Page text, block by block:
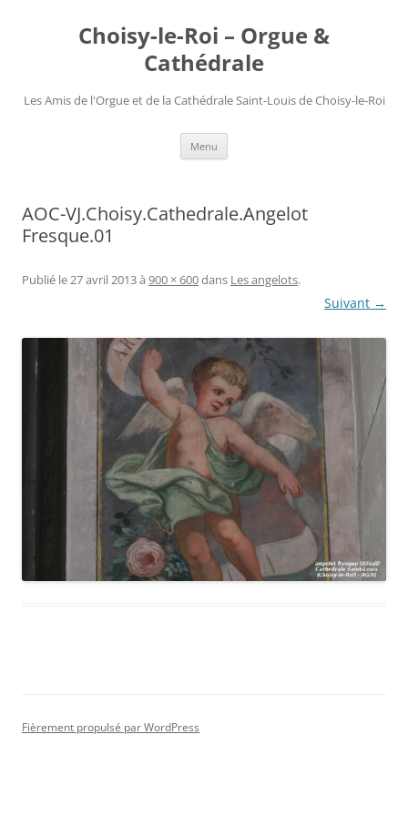
Choisy-le-Roi – Orgue &
Cathédrale
Les Amis de l'Orgue et de la Cathédrale Saint-Louis de Choisy-le-Roi
Menu
AOC-VJ.Choisy.Cathedrale.Angelot
Fresque.01
Publié le27 avril 2013à 900 × 600dans Les angelots.
Suivant →
Fièrement propulsé par WordPress